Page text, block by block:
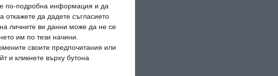
по-подробна информация и да
откажете да дадете съгласието
личните ви данни може да не се
им по тези начини.
своите предпочитания или
и кликнете върху бутона